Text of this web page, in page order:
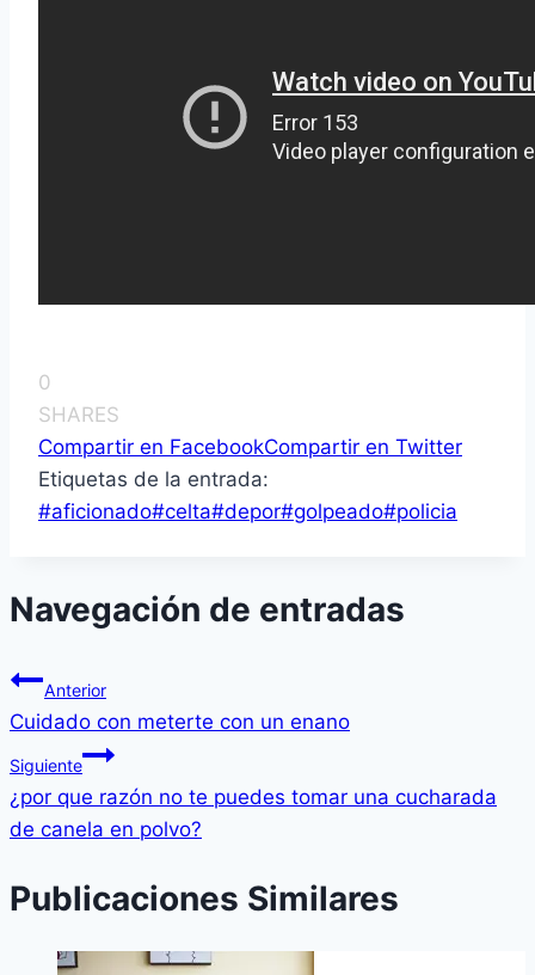
0
SHARES
Compartir en FacebookCompartir en Twitter
Etiquetas de la entrada:
#aficionado#celta#depor#golpeado#policia
Navegación de entradas
Anterior
Cuidado con meterte con un enano
Siguiente
¿por que razón no te puedes tomar una cucharada
de canela en polvo?
Publicaciones Similares